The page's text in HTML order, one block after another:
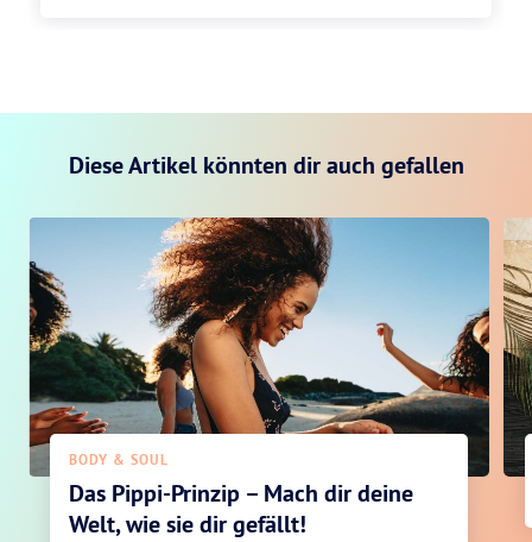
Diese Artikel könnten dir auch gefallen
BODY & SOUL
Das Pippi-Prinzip – Mach dir deine
Welt, wie sie dir gefällt!